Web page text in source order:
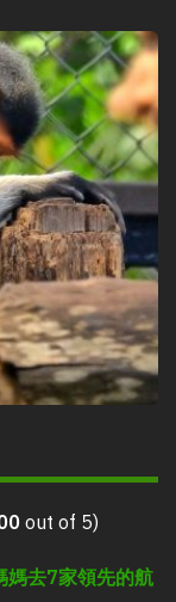
out of 5)
去7家領先的航